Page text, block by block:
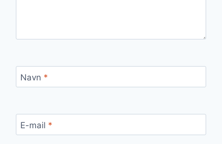
Navn *
E-mail *